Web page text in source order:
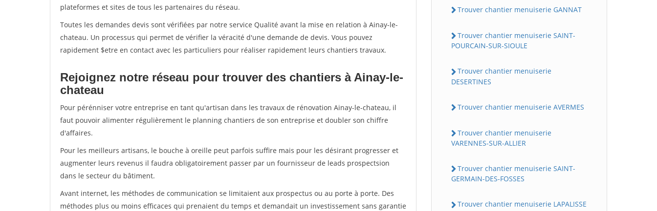
plateformes et sites de tous les partenaires du réseau.
Toutes les demandes devis sont vérifiées par notre service Qualité avant la mise en relation à Ainay-le-
chateau. Un processus qui permet de vérifier la véracité d'une demande de devis. Vous pouvez
rapidement $etre en contact avec les particuliers pour réaliser rapidement leurs chantiers travaux.
Rejoignez notre réseau pour trouver des chantiers à Ainay-le-
chateau
Pour pérénniser votre entreprise en tant qu'artisan dans les travaux de rénovation Ainay-le-chateau, il
faut pouvoir alimenter régulièrement le planning chantiers de son entreprise et doubler son chiffre
d'affaires.
Pour les meilleurs artisans, le bouche à oreille peut parfois suffire mais pour les désirant progresser et
augmenter leurs revenus il faudra obligatoirement passer par un fournisseur de leads prospectsion
dans le secteur du bâtiment.
Avant internet, les méthodes de communication se limitaient aux prospectus ou au porte à porte. Des
méthodes plus ou moins efficaces qui prenaient du temps et demandait un investissement sans garantie
Trouver chantier menuiserie GANNAT
Trouver chantier menuiserie SAINT-
POURCAIN-SUR-SIOULE
Trouver chantier menuiserie
DESERTINES
Trouver chantier menuiserie AVERMES
Trouver chantier menuiserie
VARENNES-SUR-ALLIER
Trouver chantier menuiserie SAINT-
GERMAIN-DES-FOSSES
Trouver chantier menuiserie LAPALISSE